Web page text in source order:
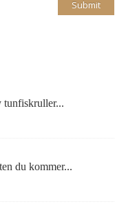
tunfiskruller...
du kommer...